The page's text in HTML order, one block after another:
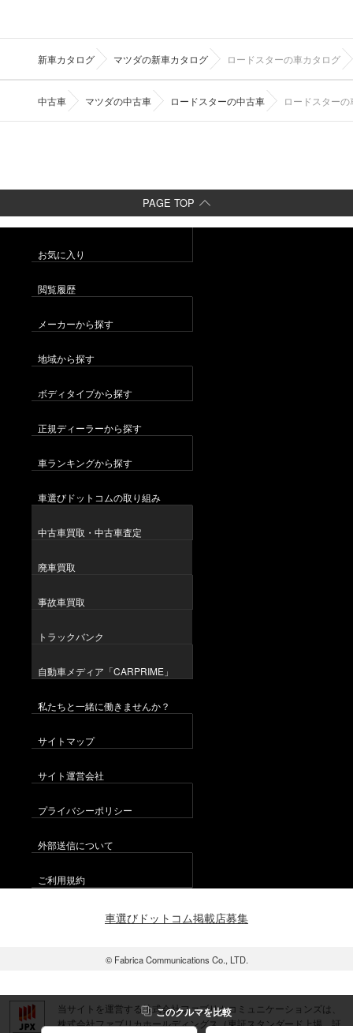
このクルマを比較
新車カタログ マツダの新車カタログ ロードスターの車カタログ
中古車 マツダの中古車 ロードスターの中古車 ロードスター
PAGE TOP
お気に入り
閲覧履歴
メーカーから探す
地域から探す
ボディタイプから探す
正規ディーラーから探す
車ランキングから探す
車選びドットコムの取り組み
中古車買取・中古車査定
廃車買取
事故車買取
トラックバンク
自動車メディア「CARPRIME」
私たちと一緒に働きませんか？
サイトマップ
サイト運営会社
プライバシーポリシー
外部送信について
ご利用規約
車選びドットコム掲載店募集
© Fabrica Communications Co., LTD.
当サイトを運営する株式会社ファブリカコミュニケーションズは、
株式会社ファブリカホールディングス（東証スタンダード上場 証